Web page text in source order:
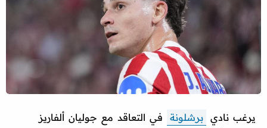
يرغب نادي برشلونة
في التعاقد مع جوليان ألفاريز